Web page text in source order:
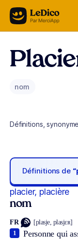
Aller au contenu
nom
Définitions,
Définitions de
placier, placière
nom
FR [plasje, plasjɛʀ]
Personne qui
1